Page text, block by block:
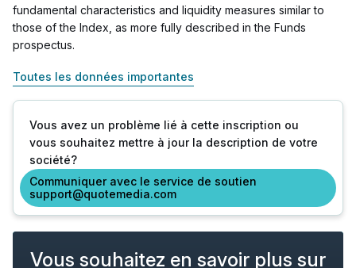
fundamental characteristics and liquidity measures similar to
those of the Index, as more fully described in the Funds
prospectus.
Toutes les données importantes
Vous avez un problème lié à cette inscription ou
vous souhaitez mettre à jour la description de votre
société?
Communiquer avec le service de soutien
support@quotemedia.com
Vous souhaitez en savoir plus sur